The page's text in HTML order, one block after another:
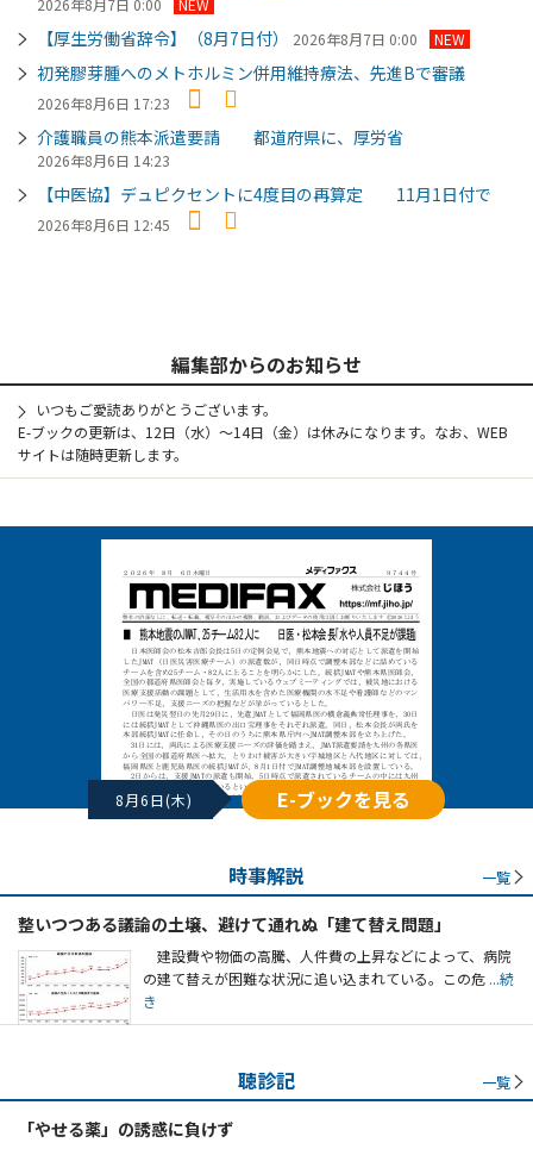
【厚生労働省辞令】（8月7日付） 2026年8月7日 0:00 NEW
初発膠芽腫へのメトホルミン併用維持療法、先進Bで審議
2026年8月6日 17:23
介護職員の熊本派遣要請 都道府県に、厚労省
2026年8月6日 14:23
【中医協】デュピクセントに4度目の再算定 11月1日付で
2026年8月6日 12:45
編集部からのお知らせ
いつもご愛読ありがとうございます。
E-ブックの更新は、12日（水）～14日（金）は休みになります。なお、WEB
サイトは随時更新します。
8月6日(木) E-ブックを見る
時事解説 一覧
整いつつある議論の土壌、避けて通れぬ「建て替え問題」
建設費や物価の高騰、人件費の上昇などによって、病院
の建て替えが困難な状況に追い込まれている。この危 ...続
き
聴診記 一覧
「やせる薬」の誘惑に負けず